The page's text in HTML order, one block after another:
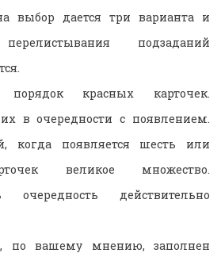
выбор дается три варианта и
подзаданий
порядок красных карточек.
в очередности с появлением.
когда появляется шесть или
великое множество.
очередность действительно
по вашему мнению, заполнен